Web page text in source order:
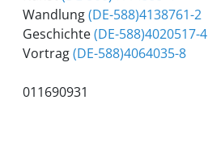
Wandlung(DE-588)4138761-2
Geschichte(DE-588)4020517-4
Vortrag(DE-588)4064035-8
011690931